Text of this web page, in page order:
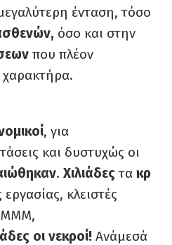
ένταση, τόσο
όσο και στην
που πλέον
χαρακτήρα.
, για
και δυστυχώς οι
. Χιλιάδεςτα κρ
κλειστές
ΜΜΜ,
οι νεκροί! Ανάμεσά